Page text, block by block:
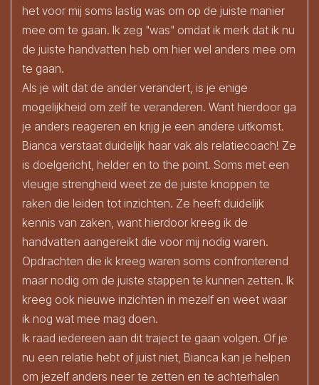
het voor mij soms lastig was om op de juiste manier
mee om te gaan. Ik zeg "was" omdat ik merk dat ik nu
de juiste handvatten heb om hier wel anders mee om
te gaan.
Als je wilt dat de ander verandert, is je enige
mogelijkheid om zelf te veranderen. Want hierdoor ga
je anders reageren en krijg je een andere uitkomst.
Bianca verstaat duidelijk haar vak als relatiecoach! Ze
is doelgericht, helder en to the point. Soms met een
vleugje strengheid weet ze de juiste knoppen te
raken die leiden tot inzichten. Ze heeft duidelijk
kennis van zaken, want hierdoor kreeg ik de
handvatten aangereikt die voor mij nodig waren.
Opdrachten die ik kreeg waren soms confronterend
maar nodig om de juiste stappen te kunnen zetten. Ik
kreeg ook nieuwe inzichten in mezelf en weet waar
ik nog wat mee mag doen.
Ik raad iedereen aan dit traject te gaan volgen. Of je
nu een relatie hebt of juist niet, Bianca kan je helpen
om jezelf anders neer te zetten en te achterhalen